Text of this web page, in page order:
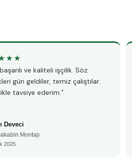
ve kaliteli işçilik. Söz
gün geldiler, temiz çalıştılar.
tavsiye ederim.”
Deveci
Montajı
2025